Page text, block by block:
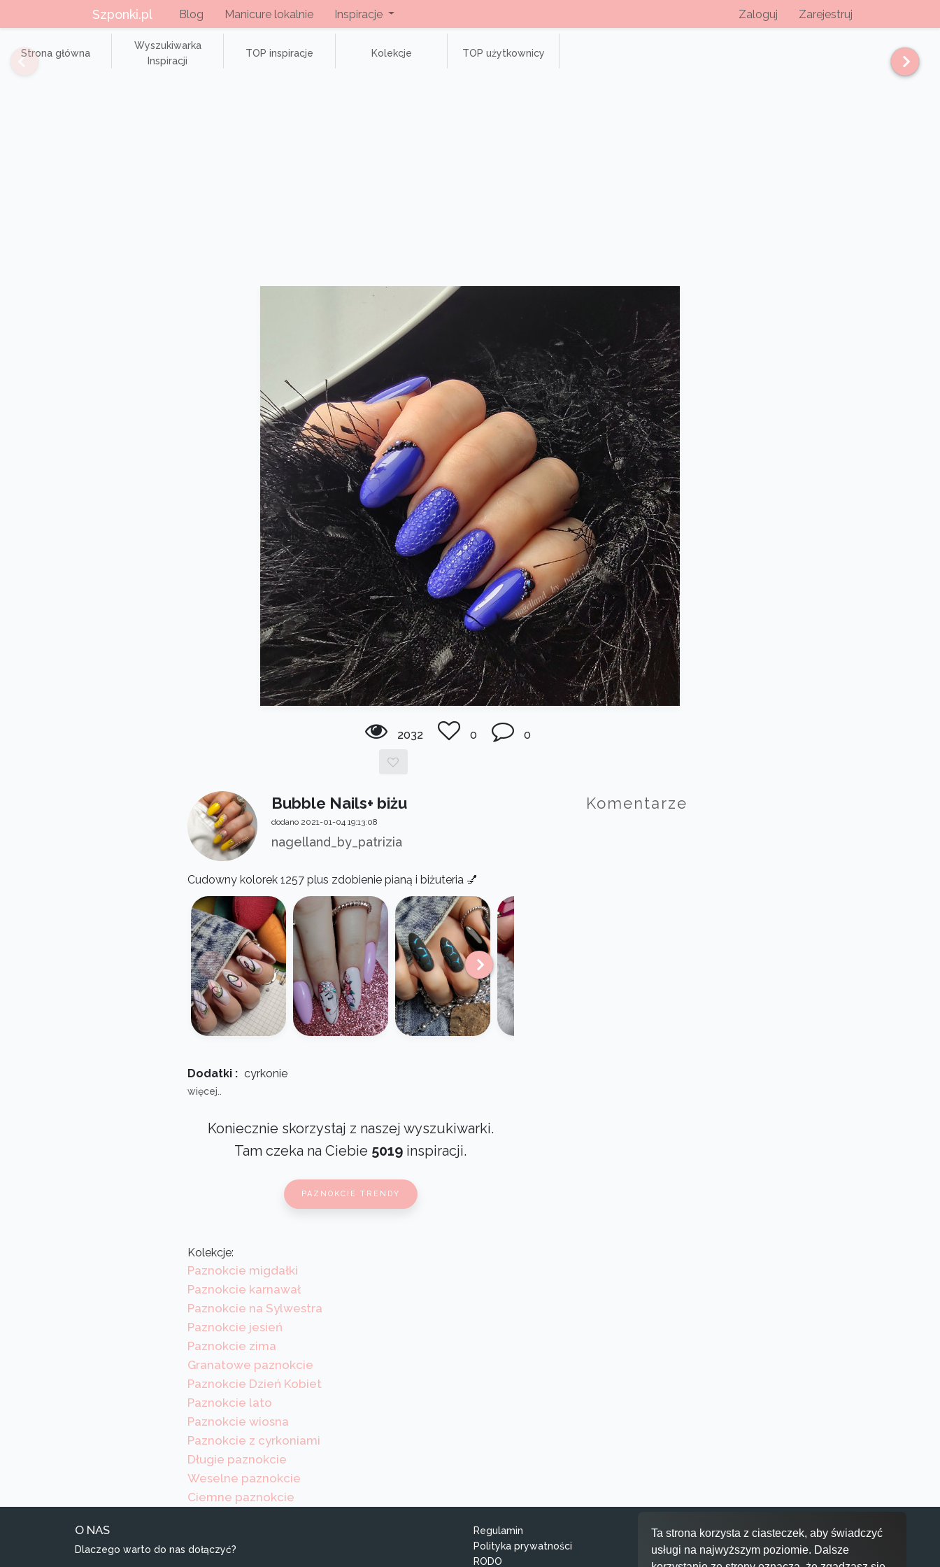
Szponki.pl Blog Manicure lokalnie Inspiracje Zaloguj Zarejestruj
Strona główna
Wyszukiwarka
Inspiracji
TOP inspiracje Kolekcje TOP użytkownicy
2032 0 0
Bubble Nails+ biżu
dodano 2021-01-04 19:13:08
nagelland_by_patrizia
Cudowny kolorek 1257 plus zdobienie pianą i biżuteria 💅
Dodatki : cyrkonie
więcej..
Koniecznie skorzystaj z naszej wyszukiwarki.
Tam czeka na Ciebie 5019 inspiracji.
PAZNOKCIE TRENDY
Kolekcje:
Paznokcie migdałki
Paznokcie karnawał
Paznokcie na Sylwestra
Paznokcie jesień
Paznokcie zima
Granatowe paznokcie
Paznokcie Dzień Kobiet
Paznokcie lato
Paznokcie wiosna
Paznokcie z cyrkoniami
Długie paznokcie
Weselne paznokcie
Ciemne paznokcie
Komentarze
O NAS
Dlaczego warto do nas dołączyć?
Regulamin
Polityka prywatności
RODO
Inspiracje
Ta strona korzysta z ciasteczek, aby świadczyć
usługi na najwyższym poziomie. Dalsze